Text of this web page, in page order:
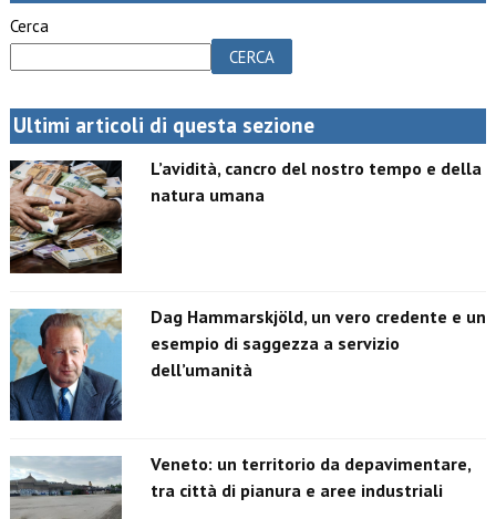
Cerca
CERCA
Ultimi articoli di questa sezione
L’avidità, cancro del nostro tempo e della
natura umana
Dag Hammarskjöld, un vero credente e un
esempio di saggezza a servizio
dell’umanità
Veneto: un territorio da depavimentare,
tra città di pianura e aree industriali